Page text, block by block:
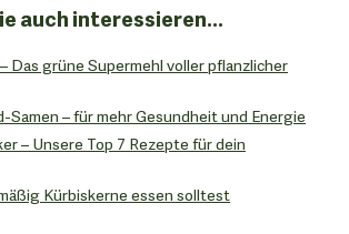
auch interessieren...
Das grüne Supermehl voller pflanzlicher
Samen – für mehr Gesundheit und Energie
– Unsere Top 7 Rezepte für dein
Kürbiskerne essen solltest